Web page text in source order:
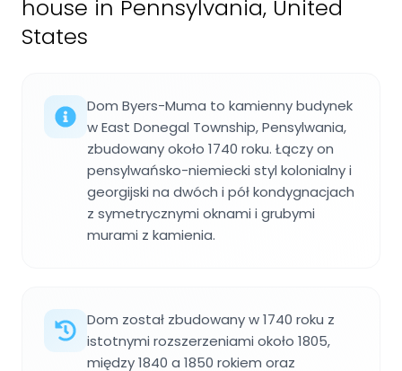
house in Pennsylvania, United
States
Dom Byers-Muma to kamienny budynek
w East Donegal Township, Pensylwania,
zbudowany około 1740 roku. Łączy on
pensylwańsko-niemiecki styl kolonialny i
georgijski na dwóch i pół kondygnacjach
z symetrycznymi oknami i grubymi
murami z kamienia.
Dom został zbudowany w 1740 roku z
istotnymi rozszerzeniami około 1805,
między 1840 a 1850 rokiem oraz